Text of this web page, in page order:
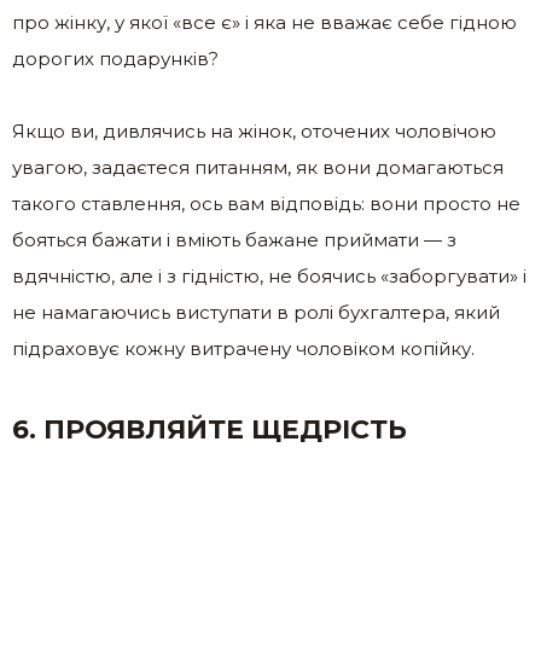
про жінку, у якої «все є» і яка не вважає себе гідною
дорогих подарунків?
Якщо ви, дивлячись на жінок, оточених чоловічою
увагою, задаєтеся питанням, як вони домагаються
такого ставлення, ось вам відповідь: вони просто не
бояться бажати і вміють бажане приймати — з
вдячністю, але і з гідністю, не боячись «заборгувати» і
не намагаючись виступати в ролі бухгалтера, який
підраховує кожну витрачену чоловіком копійку.
6. ПРОЯВЛЯЙТЕ ЩЕДРІСТЬ